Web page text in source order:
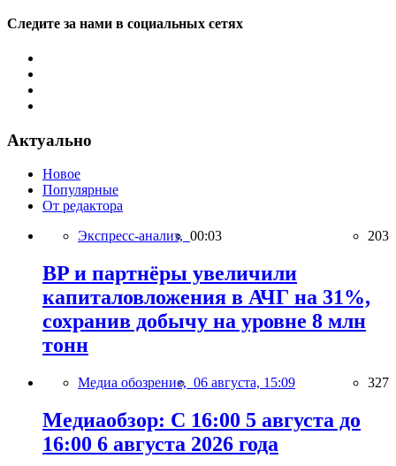
Следите за нами в социальных сетях
Актуально
Новое
Популярные
От редактора
Экспресс-анализ, 00:03 203
BP и партнёры увеличили
капиталовложения в АЧГ на 31%,
сохранив добычу на уровне 8 млн
тонн
Медиа обозрение, 06 августа, 15:09 327
Медиаобзор: С 16:00 5 августа до
16:00 6 августа 2026 года